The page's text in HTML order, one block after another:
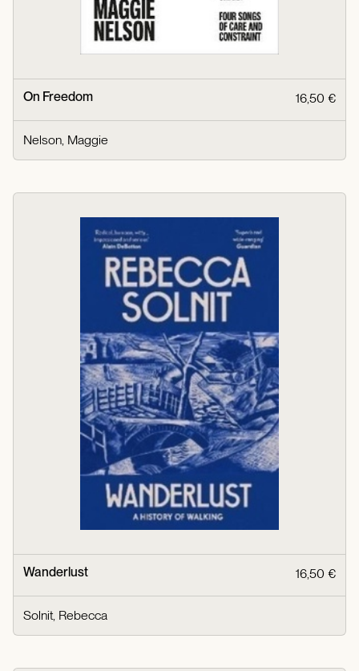
On Freedom 16,50 €
Nelson, Maggie
Wanderlust 16,50 €
Solnit, Rebecca